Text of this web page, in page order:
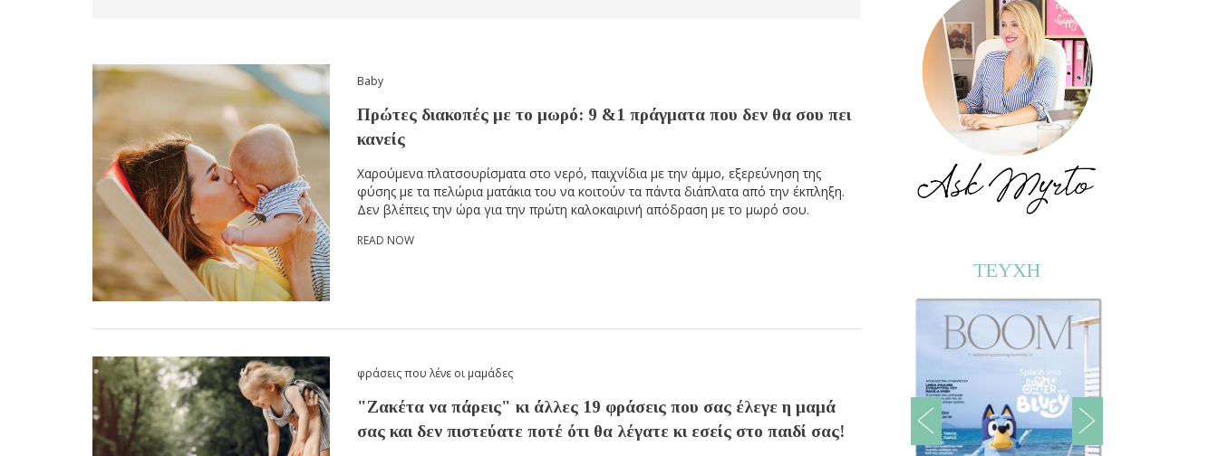
Baby
Πρώτες διακοπές με το μωρό: 9 &1 πράγματα που δεν θα σου πει
κανείς
Χαρούμενα πλατσουρίσματα στο νερό, παιχνίδια με την άμμο, εξερεύνηση της
φύσης με τα πελώρια ματάκια του να κοιτούν τα πάντα διάπλατα από την έκπληξη.
Δεν βλέπεις την ώρα για την πρώτη καλοκαιρινή απόδραση με το μωρό σου.
READ NOW
φράσεις που λένε οι μαμάδες
"Ζακέτα να πάρεις" κι άλλες 19 φράσεις που σας έλεγε η μαμά
σας και δεν πιστεύατε ποτέ ότι θα λέγατε κι εσείς στο παιδί σας!
ΤΕΥΧΗ